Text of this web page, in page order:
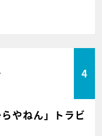
4
やねん」トラビ